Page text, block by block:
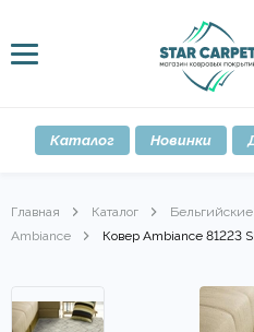
Каталог Новинки
Главная Каталог
Ambiance
Ковер Ambiance 81223